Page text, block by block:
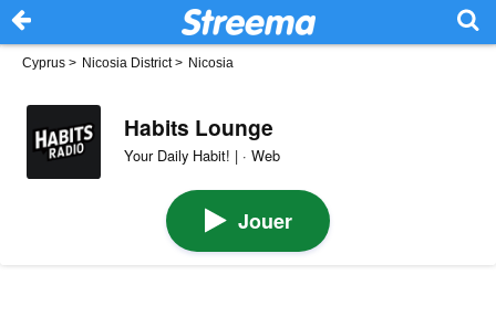
Cyprus > Nicosia District> Nicosia
Habits Lounge
Your Daily Habit! | · Web
Jouer